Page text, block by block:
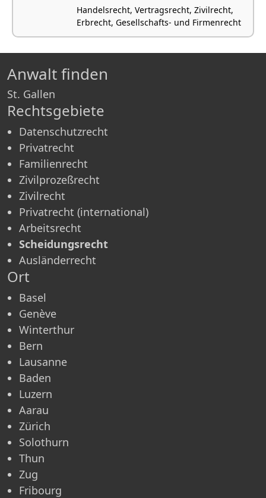
Handelsrecht, Vertragsrecht, Zivilrecht,
Erbrecht, Gesellschafts- und Firmenrecht
Anwalt finden
St. Gallen
Rechtsgebiete
Datenschutzrecht
Privatrecht
Familienrecht
Zivilprozeßrecht
Zivilrecht
Privatrecht (international)
Arbeitsrecht
Scheidungsrecht
Ausländerrecht
Ort
Basel
Genève
Winterthur
Bern
Lausanne
Baden
Luzern
Aarau
Zürich
Solothurn
Thun
Zug
Fribourg